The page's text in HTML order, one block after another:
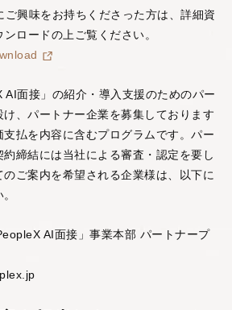
ご興味をお持ちくださった方は、詳細資
ロードの上ご覧ください。
AI面接」の紹介・導入支援のためのパー
け、パートナー企業を募集しております
支払を内容に含むプログラムです。パー
約締結には当社による審査・認定を要し
のご案内を希望される企業様は、以下に
AI面接」事業本部 パートナープ